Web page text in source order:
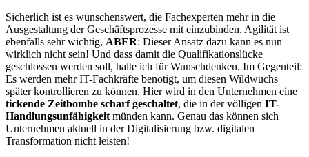
Sicherlich ist es wünschenswert, die Fachexperten mehr in die
Ausgestaltung der Geschäftsprozesse mit einzubinden, Agilität ist
ebenfalls sehr wichtig, ABER: Dieser Ansatz dazu kann es nun
wirklich nicht sein! Und dass damit die Qualifikationslücke
geschlossen werden soll, halte ich für Wunschdenken. Im Gegenteil:
Es werden mehr IT-Fachkräfte benötigt, um diesen Wildwuchs
später kontrollieren zu können. Hier wird in den Unternehmen eine
tickende Zeitbombe scharf geschaltet, die in der völligen IT-
Handlungsunfähigkeit münden kann. Genau das können sich
Unternehmen aktuell in der Digitalisierung bzw. digitalen
Transformation nicht leisten!